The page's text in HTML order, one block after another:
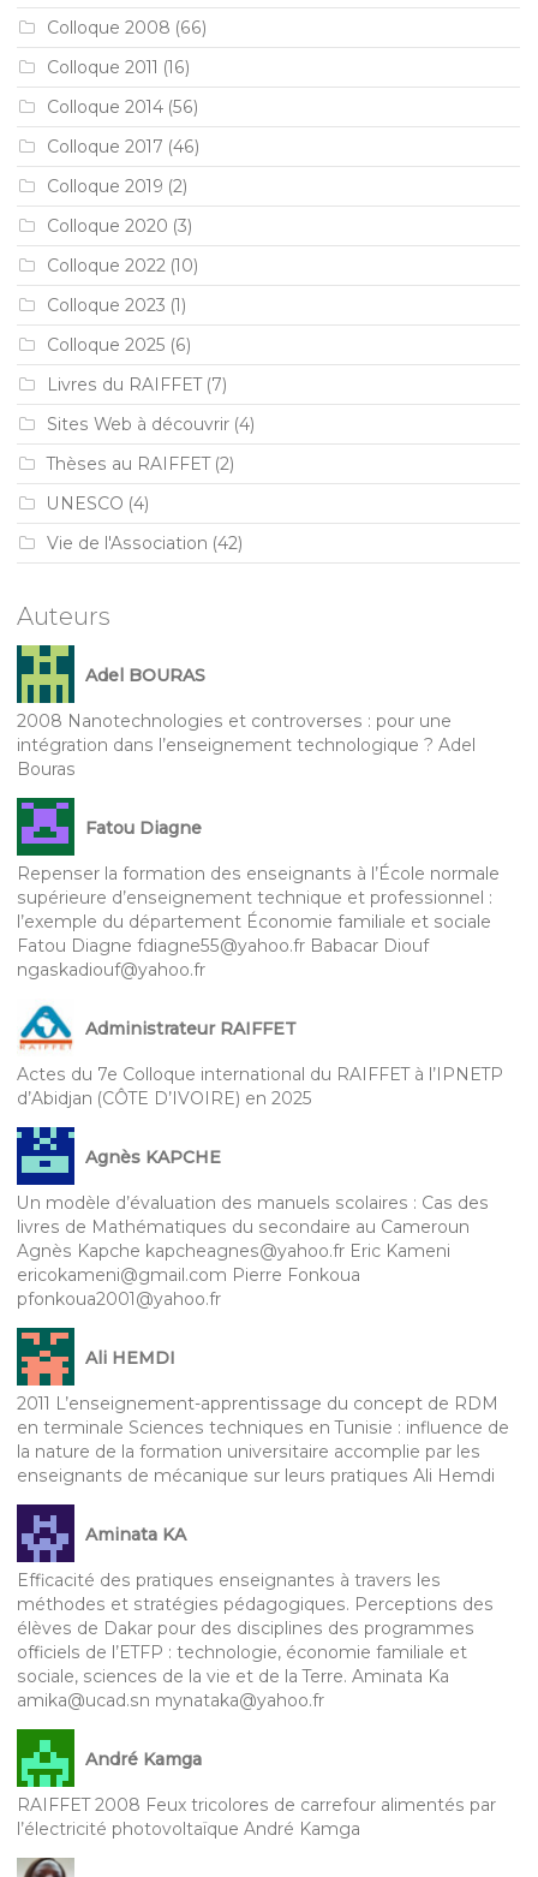
Colloque 2008 (66)
Colloque 2011 (16)
Colloque 2014 (56)
Colloque 2017 (46)
Colloque 2019 (2)
Colloque 2020 (3)
Colloque 2022 (10)
Colloque 2023 (1)
Colloque 2025 (6)
Livres du RAIFFET(7)
Sites Web à découvrir (4)
Thèses au RAIFFET(2)
UNESCO (4)
Vie de l'Association (42)
Auteurs
Adel BOURAS
2008 Nanotechnologies et controverses : pour une
intégration dans l’enseignement technologique ? Adel
Bouras
Fatou Diagne
Repenser la formation des enseignants à l’École normale
supérieure d’enseignement technique et professionnel :
l’exemple du département Économie familiale et sociale
Fatou Diagne fdiagne55@yahoo.fr Babacar Diouf
ngaskadiouf@yahoo.fr
Administrateur RAIFFET
Actes du 7e Colloque international du RAIFFET à l’IPNETP
d’Abidjan (CÔTE D’IVOIRE) en 2025
Agnès KAPCHE
Un modèle d’évaluation des manuels scolaires : Cas des
livres de Mathématiques du secondaire au Cameroun
Agnès Kapche kapcheagnes@yahoo.fr Eric Kameni
ericokameni@gmail.com Pierre Fonkoua
pfonkoua2001@yahoo.fr
Ali HEMDI
2011 L’enseignement-apprentissage du concept de RDM
en terminale Sciences techniques en Tunisie : influence de
la nature de la formation universitaire accomplie par les
enseignants de mécanique sur leurs pratiques Ali Hemdi
Aminata KA
Efficacité des pratiques enseignantes à travers les
méthodes et stratégies pédagogiques. Perceptions des
élèves de Dakar pour des disciplines des programmes
officiels de l’ETFP : technologie, économie familiale et
sociale, sciences de la vie et de la Terre. Aminata Ka
amika@ucad.sn mynataka@yahoo.fr
André Kamga
RAIFFET 2008 Feux tricolores de carrefour alimentés par
l’électricité photovoltaïque André Kamga